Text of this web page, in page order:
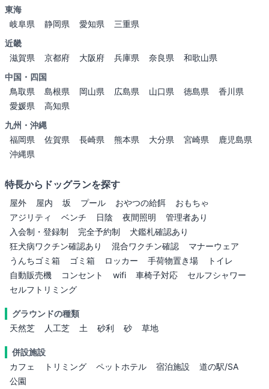
東海
岐阜県
静岡県 愛知県
三重県
近畿
滋賀県
京都府 大阪府 兵庫県 奈良県
和歌山県
中国・四国
鳥取県
島根県 岡山県 広島県 山口県 徳島県
香川県
愛媛県
高知県
九州・沖縄
福岡県
佐賀県 長崎県 熊本県 大分県 宮崎県
鹿児島県
沖縄県
特長からドッグランを探す
屋外 屋内 坂 プール おやつの給餌
おもちゃ
アジリティ
ベンチ 日陰 夜間照明
管理者あり
入会制・登録制
完全予約制
犬鑑札確認あり
狂犬病ワクチン確認あり
混合ワクチン確認
マナーウェア
うんちゴミ箱
ゴミ箱 ロッカー 手荷物置き場
トイレ
自動販売機
コンセント wifi 車椅子対応
セルフシャワー
セルフトリミング
グラウンドの種類
天然芝
人工芝 土 砂利 砂 草地
併設施設
カフェ
トリミング ペットホテル 宿泊施設
道の駅/SA
公園